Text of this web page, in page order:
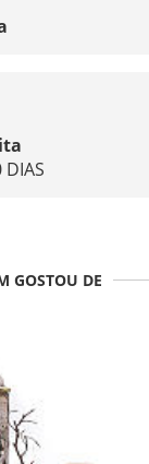
DIAS
GOSTOU DE